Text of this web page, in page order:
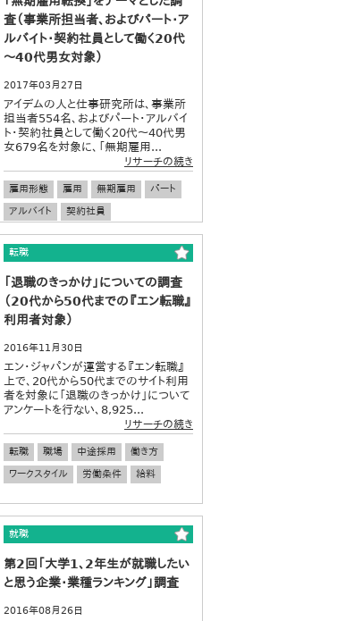
査（事業所担当者、およびパート・ア
ルバイト・契約社員として働く20代
～40代男女対象）
2017年03月27日
アイデムの人と仕事研究所は、事業所
担当者554名、およびパート・アルバイ
ト・契約社員として働く20代～40代男
女679名を対象に、「無期雇用...
リサーチの続き
雇用形態 雇用 無期雇用
パート
アルバイト
契約社員
人材マネジメント
労働市場
働き方
ワークスタイル
転職
「退職のきっかけ」についての調査
（20代から50代までの『エン転職』
利用者対象）
2016年11月30日
エン・ジャパンが運営する『エン転職』
上で、20代から50代までのサイト利用
者を対象に「退職のきっかけ」について
アンケートを行ない、8,925...
リサーチの続き
転職 職場 中途採用
働き方
ワークスタイル
労働条件 給料
就職
第2回「大学1、2年生が就職したい
と思う企業・業種ランキング」調査
2016年08月26日